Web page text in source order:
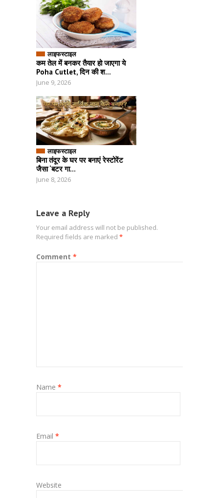
लाइफस्टाइल
कम तेल में बनकर तैयार हो जाएगा ये
Poha Cutlet, दिन की श...
June 9, 2026
लाइफस्टाइल
बिना तंदूर के घर पर बनाएं रेस्टोरेंट
जैसा ‘बटर गा...
June 8, 2026
Leave a Reply
Your email address will not be published.
Required fields are marked *
Comment *
Name *
Email *
Website